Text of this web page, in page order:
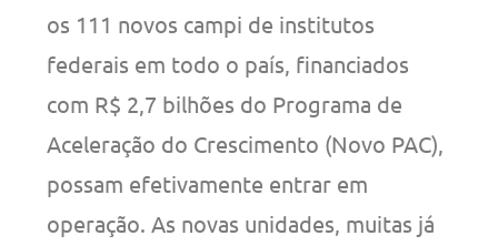
os 111 novos campi de institutos
federais em todo o país, financiados
com R$ 2,7 bilhões do Programa de
Aceleração do Crescimento (Novo PAC),
possam efetivamente entrar em
operação. As novas unidades, muitas já